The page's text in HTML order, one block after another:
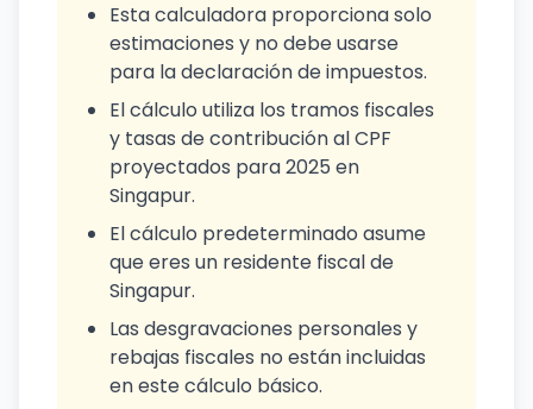
Esta calculadora proporciona solo
estimaciones y no debe usarse
para la declaración de impuestos.
El cálculo utiliza los tramos fiscales
y tasas de contribución al CPF
proyectados para 2025 en
Singapur.
El cálculo predeterminado asume
que eres un residente fiscal de
Singapur.
Las desgravaciones personales y
rebajas fiscales no están incluidas
en este cálculo básico.